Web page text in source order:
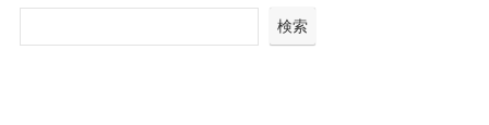
検索